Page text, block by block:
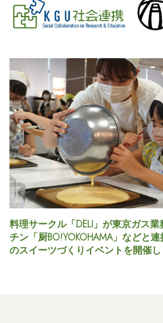
料理サークル「DELI」が東京ガス
チン「厨BO!YOKOHAMA」などと
のスイーツづくりイベントを開催し